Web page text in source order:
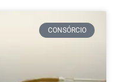
CONSÓRCIO